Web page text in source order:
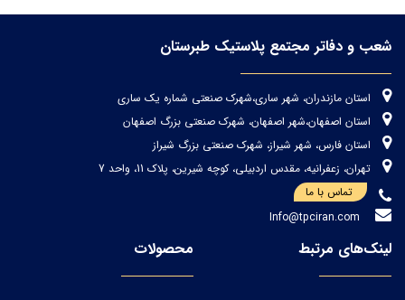
شعب و دفاتر مجتمع پلاستیک طبرستان
استان مازندران، شهر ساری،شهرک صنعتی شماره یک ساری
استان اصفهان،شهر اصفهان، شهرک صنعتی بزرگ اصفهان
استان فارس، شهر شیراز، شهرک صنعتی بزرگ شیراز
تهران، زعفرانیه، مقدس اردبیلی، کوچه شیرین، پلاک 11، واحد 7
تماس با ما
لینک‌های مرتبط محصولات